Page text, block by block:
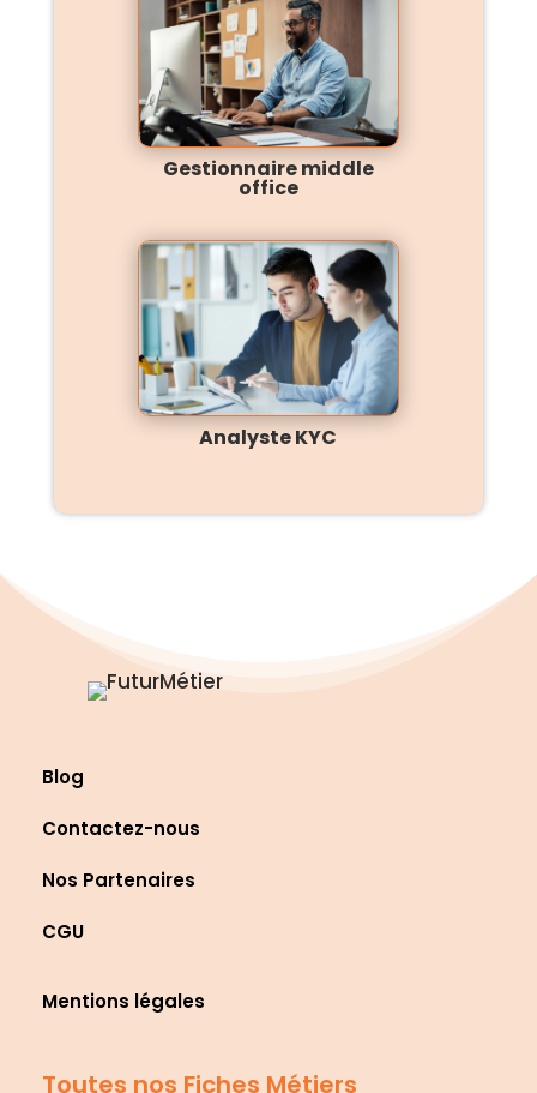
Gestionnaire middle
office
Analyste KYC
Blog
Contactez-nous
Nos Partenaires
CGU
Mentions légales
Toutes nos Fiches Métiers